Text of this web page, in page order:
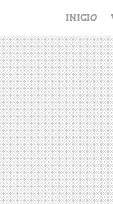
contenido
INICIO